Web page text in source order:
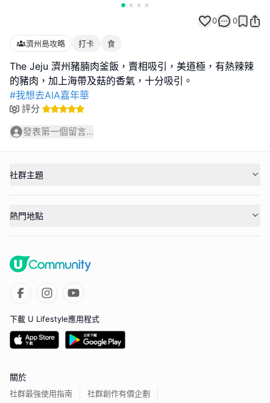
0 0
濟州島攻略 打卡 食
The Jeju 濟州豬腩肉釜飯，賣相吸引，美道極，有熱辣辣
#我想去AIA嘉年華
評分
發表第一個留言...
社群主題
熱門地點
下載 U Lifestyle應用程式
關於
社群最強使用指南 社群創作有價企劃